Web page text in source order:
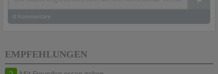
0 Kommentare
EMPFEHLUNGEN